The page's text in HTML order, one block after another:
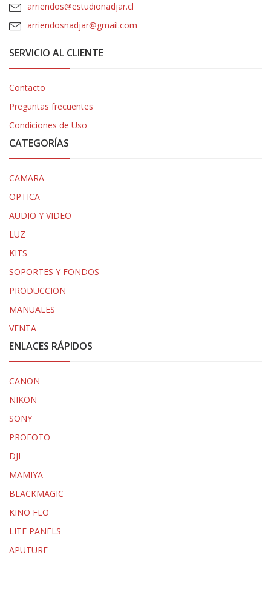
arriendos@estudionadjar.cl
arriendosnadjar@gmail.com
SERVICIO AL CLIENTE
Contacto
Preguntas frecuentes
Condiciones de Uso
CATEGORÍAS
CAMARA
OPTICA
AUDIO Y VIDEO
LUZ
KITS
SOPORTES Y FONDOS
PRODUCCION
MANUALES
VENTA
ENLACES RÁPIDOS
CANON
NIKON
SONY
PROFOTO
DJI
MAMIYA
BLACKMAGIC
KINO FLO
LITE PANELS
APUTURE